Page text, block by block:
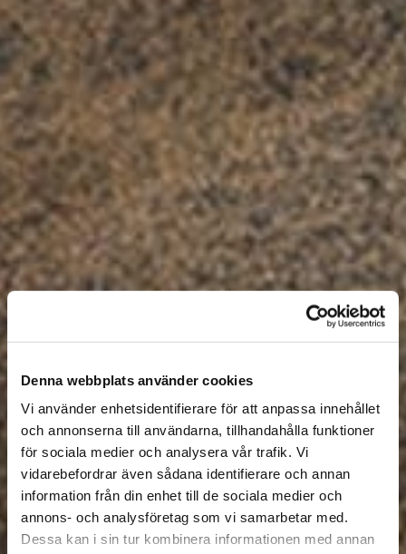
Denna webbplats använder cookies
Vi använder enhetsidentifierare för att anpassa innehållet
och annonserna till användarna, tillhandahålla funktioner
för sociala medier och analysera vår trafik. Vi
vidarebefordrar även sådana identifierare och annan
information från din enhet till de sociala medier och
annons- och analysföretag som vi samarbetar med.
Dessa kan i sin tur kombinera informationen med annan